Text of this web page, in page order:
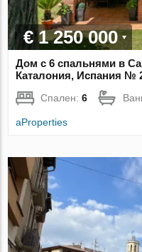
€ 1 250 000
Дом с 6 спальнями в
Каталония, Испания №
Спален:6
aProperties